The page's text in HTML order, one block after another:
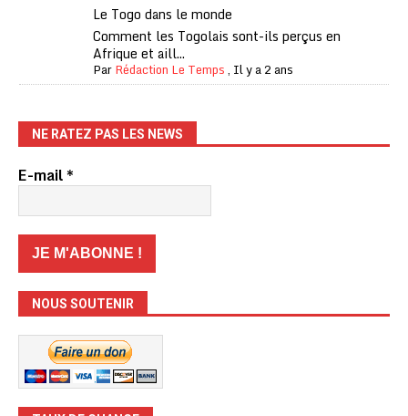
Le Togo dans le monde
Comment les Togolais sont-ils perçus en
Afrique et aill...
ParRédaction Le Temps, Il y a 2 ans
NE RATEZ PAS LES NEWS
E-mail*
NOUS SOUTENIR